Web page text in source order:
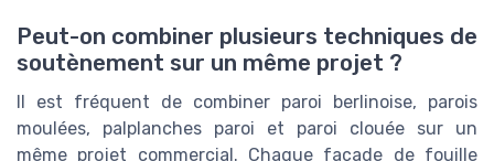
Peut-on combiner plusieurs techniques de
soutènement sur un même projet ?
Il est fréquent de combiner paroi berlinoise, parois
moulées, palplanches paroi et paroi clouée sur un
même projet commercial. Chaque façade de fouille